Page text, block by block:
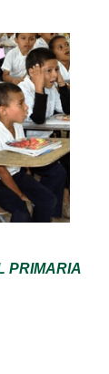
PRIMARIA